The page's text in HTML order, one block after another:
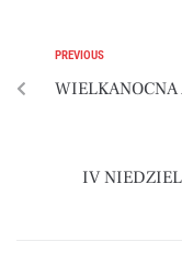
PREVIOUS
WIELKANOCNA
IV